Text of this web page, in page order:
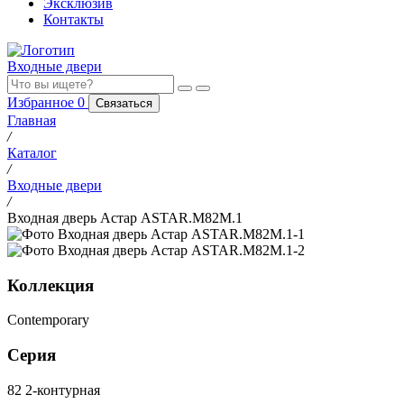
Эксклюзив
Контакты
Входные двери
Избранное 0 Связаться
Главная
/
Каталог
/
Входные двери
/
Входная дверь Астар ASTAR.M82M.1
Коллекция
Contemporary
Серия
82 2-контурная